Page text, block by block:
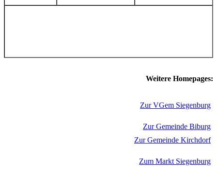
Weitere Homepages:
Zur VGem Siegenburg
Zur Gemeinde Biburg
Zur Gemeinde Kirchdorf
Zum Markt Siegenburg